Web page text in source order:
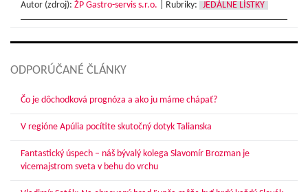
Autor (zdroj): ŽP Gastro-servis s.r.o. Rubriky: JEDÁLNE LÍSTKY
ODPORÚČANÉ ČLÁNKY
Čo je dôchodková prognóza a ako ju máme chápať?
V regióne Apúlia pocítite skutočný dotyk Talianska
Fantastický úspech – náš bývalý kolega Slavomír Brozman je
vicemajstrom sveta v behu do vrchu